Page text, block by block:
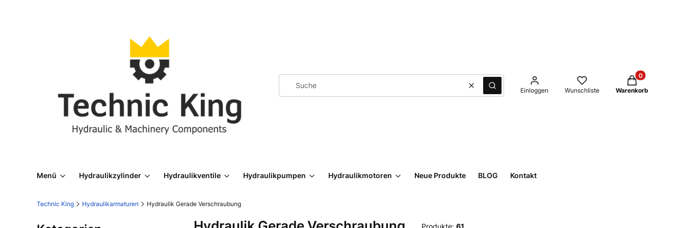
LöschenSuche Einloggen Wunschliste
Produkte im
Warenkorb
Menü Hydraulikzylinder Hydraulikventile Hydraulikpumpen Hydraulikmotoren Neue Produkte BLOG Kontakt
Technic King Hydraulikarmaturen Hydraulik Gerade Verschraubung
Produkte: 61